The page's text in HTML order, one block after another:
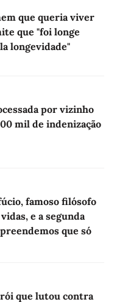
que queria viver
que "foi longe
longevidade"
por vizinho
mil de indenização
famoso filósofo
e a segunda
que só
que lutou contra